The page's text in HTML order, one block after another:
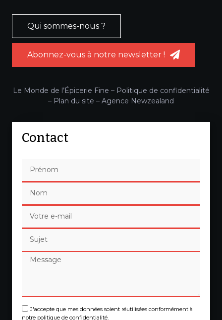
Qui sommes-nous ?
Abonnez-vous à notre newsletter !
Le Monde de l’Épicerie Fine – Politique de confidentialité
– Plan du site – Agence Newzealand
Contact
J'accepte que mes données soient réutilisées conformément à
notre politique de confidentialité.